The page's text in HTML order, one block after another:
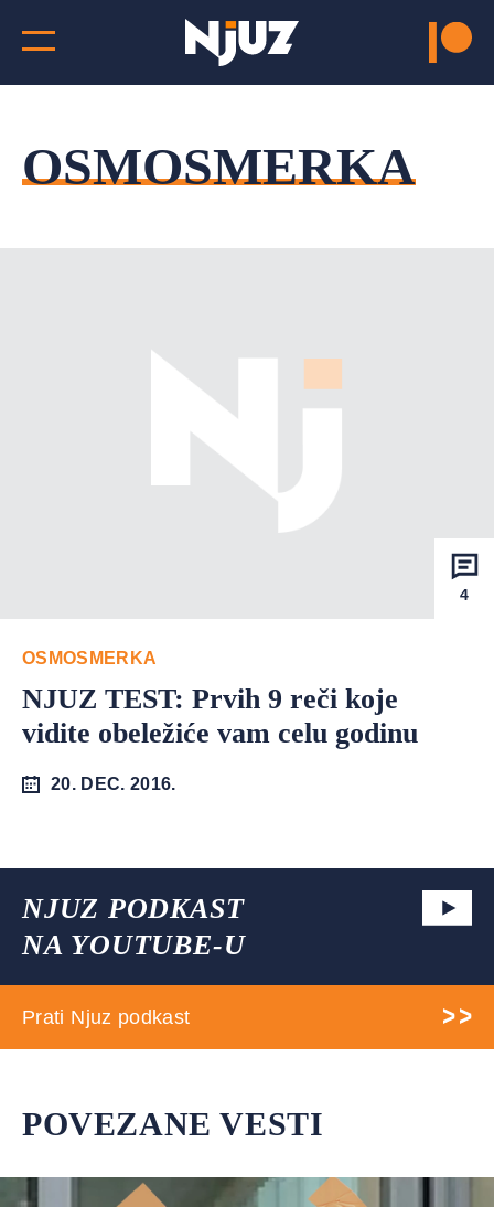
OSMOSMERKA
4
OSMOSMERKA
NJUZ TEST: Prvih 9 reči koje
vidite obeležiće vam celu godinu
20. DEC. 2016.
NJUZ PODKAST
NA YOUTUBE-U
Prati Njuz podkast
POVEZANE VESTI